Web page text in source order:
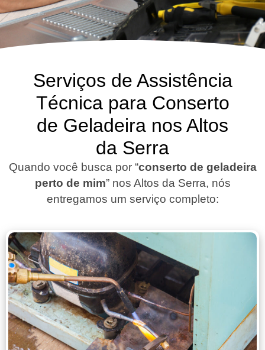
Serviços de Assistência
Técnica para Conserto
de Geladeira nos Altos
da Serra
Quando você busca por “conserto de geladeira
perto de mim” nos Altos da Serra, nós
entregamos um serviço completo: